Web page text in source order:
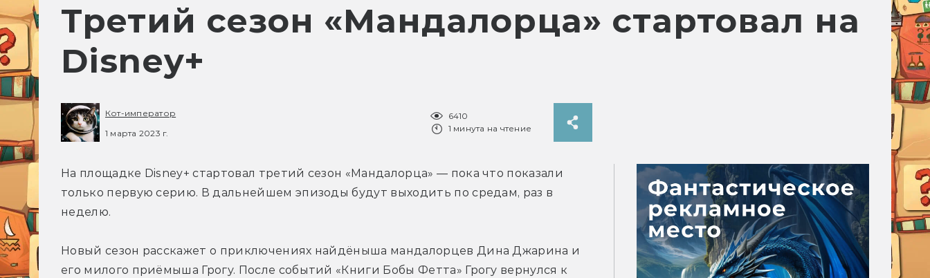
Третий сезон «Мандалорца» стартовал на
Disney+
Кот-император
1 марта 2023 г.
6410
1 минута на чтение
На площадке Disney+ стартовал третий сезон «Мандалорца» — пока что показали
только первую серию. В дальнейшем эпизоды будут выходить по средам, раз в
неделю.
Новый сезон расскажет о приключениях найдёныша мандалорцев Дина Джарина и
его милого приёмыша Грогу. После событий «Книги Бобы Фетта» Грогу вернулся к